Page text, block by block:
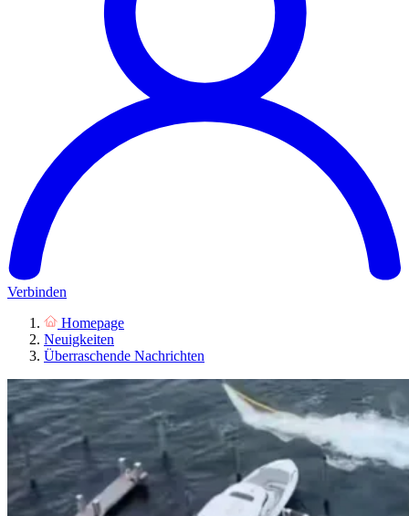
Verbinden
Homepage
Neuigkeiten
Überraschende Nachrichten